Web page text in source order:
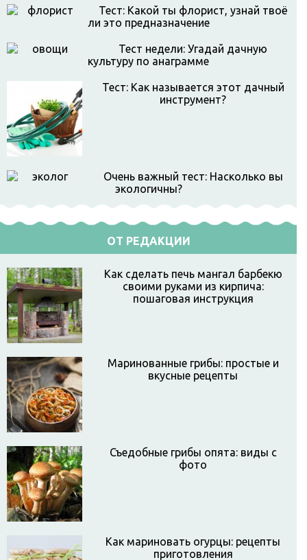
Тест: Какой ты флорист, узнай твоё
ли это предназначение
Тест недели: Угадай дачную
культуру по анаграмме
Тест: Как называется этот дачный
инструмент?
Очень важный тест: Насколько вы
экологичны?
ОТ РЕДАКЦИИ
Как сделать печь мангал барбекю
своими руками из кирпича:
пошаговая инструкция
Маринованные грибы: простые и
вкусные рецепты
Съедобные грибы опята: виды с
фото
Как мариновать огурцы: рецепты
приготовления